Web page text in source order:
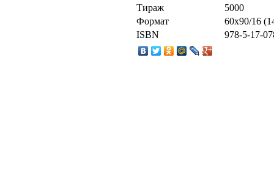
Тираж
5000
Формат
60x90/16
ISBN
978-5-17-